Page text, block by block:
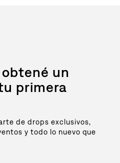
un
primera
de drops exclusivos,
y todo lo nuevo que